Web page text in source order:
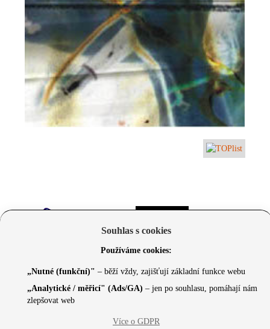
© 2026 Czechcore.cz | Scripted by Sonic (
Souhlas s cookies
Používáme cookies:
„Nutné (funkční)" – běží vždy, zajišťují základní funkce webu
„Analytické / měřicí" (Ads/GA) – jen po souhlasu, pomáhají nám
zlepšovat web
Více o GDPR